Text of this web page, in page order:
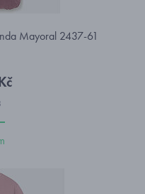
Mayoral 2437-61